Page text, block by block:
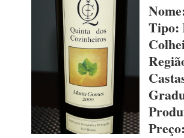
Tipo:
Preço: